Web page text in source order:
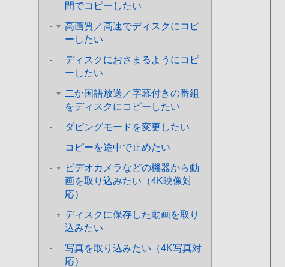
間でコピーしたい
高画質／高速でディスクにコピ
ーしたい
ディスクにおさまるようにコピ
ーしたい
二か国語放送／字幕付きの番組
をディスクにコピーしたい
ダビングモードを変更したい
コピーを途中で止めたい
ビデオカメラなどの機器から動
画を取り込みたい（4K映像対
応）
ディスクに保存した動画を取り
込みたい
写真を取り込みたい（4K写真対
応）